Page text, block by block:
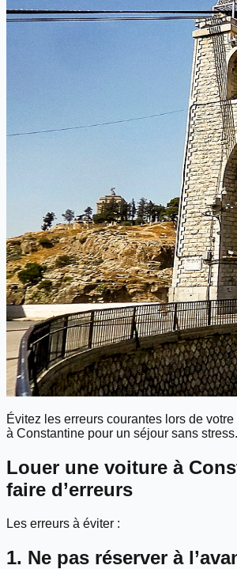
Évitez les erreurs courantes lors de
à Constantine pour un séjour sans stress.
Louer une voiture à
faire d’erreurs
Les erreurs à éviter :
1. Ne pas réserver à